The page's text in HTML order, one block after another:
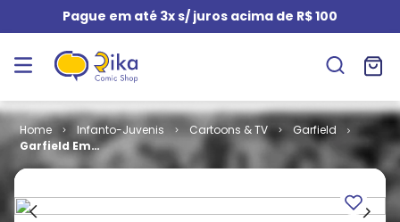
Pague em até 3x s/ juros acima de R$ 100
Infanto-Juvenis Cartoons & TV
Garfield
Garfield Em
Ação - 1ª Série